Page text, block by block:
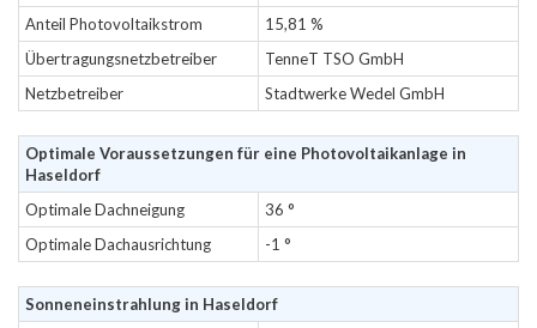
Anteil Photovoltaikstrom
15,81 %
Übertragungsnetzbetreiber
TenneT TSO GmbH
Netzbetreiber
Stadtwerke Wedel GmbH
Optimale Voraussetzungen für eine Photovoltaikanlage in
Haseldorf
Optimale Dachneigung
36 °
Optimale Dachausrichtung
-1 °
Sonneneinstrahlung in Haseldorf